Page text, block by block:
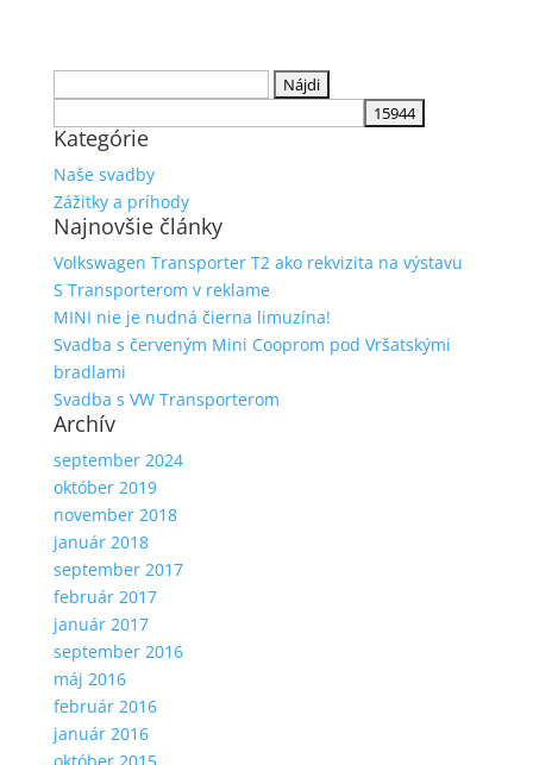
Kategórie
Naše svadby
Zážitky a príhody
Najnovšie články
Volkswagen Transporter T2 ako rekvizita na výstavu
S Transporterom v reklame
MINI nie je nudná čierna limuzína!
Svadba s červeným Mini Cooprom pod Vršatskými
bradlami
Svadba s VW Transporterom
Archív
september 2024
október 2019
november 2018
január 2018
september 2017
február 2017
január 2017
september 2016
máj 2016
február 2016
január 2016